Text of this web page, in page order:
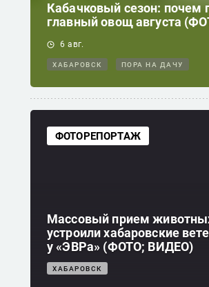
Кабачковый сезон: почем
главный овощ августа
6 авг.
ХАБАРОВСК ПОРА НА ДАЧУ
ФОТОРЕПОРТАЖ
Массовый прием
устроили хабаровские
у «ЭВРа» (ФОТО; ВИДЕО)
ХАБАРОВСК